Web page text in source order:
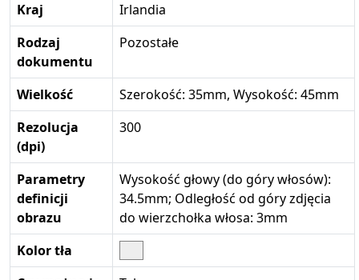
Kraj
Irlandia
Rodzaj
dokumentu
Pozostałe
Wielkość
Szerokość: 35mm, Wysokość: 45mm
Rezolucja
(dpi)
300
Parametry
definicji
obrazu
Wysokość głowy (do góry włosów):
34.5mm; Odległość od góry zdjęcia
do wierzchołka włosa: 3mm
Kolor tła